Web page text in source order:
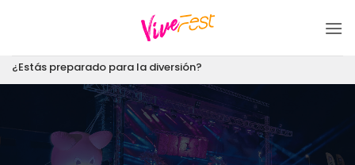
¿Estás preparado para la diversión?